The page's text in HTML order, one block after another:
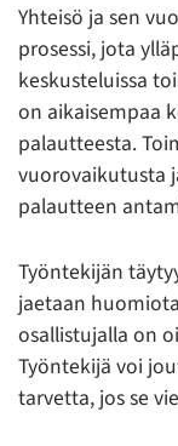
Yhteisö ja sen
prosessi, jota
keskusteluissa
on aikaisempaa
palautteesta.
vuorovaikutusta
palautteen
Työntekijän
jaetaan
osallistujalla on
Työntekijä voi
tarvetta, jos se